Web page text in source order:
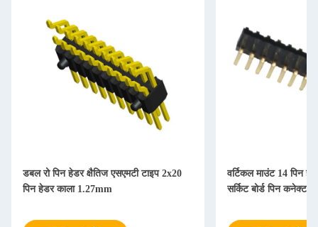
डबल रो पिन हेडर क्षैतिज एसएमटी टाइप 2x20
पिन हेडर काला 1.27mm
वर्टिकल माउंट 14 पिन
सर्किट बोर्ड पिन कनेक्टर